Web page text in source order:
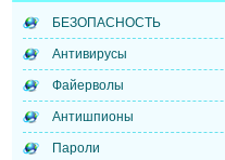
БЕЗОПАСНОСТЬ
Антивирусы
Файерволы
Антишпионы
Пароли